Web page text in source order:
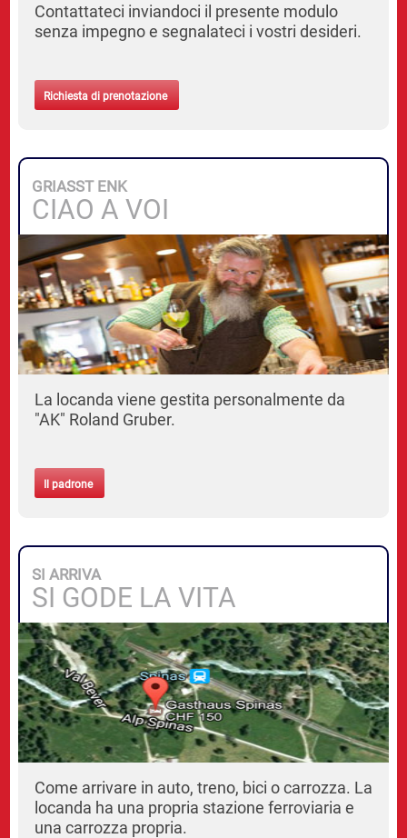
Contattateci inviandoci il presente modulo
senza impegno e segnalateci i vostri desideri.
Richiesta di prenotazione
GRIASST ENK
CIAO A VOI
La locanda viene gestita personalmente da
"AK" Roland Gruber.
Il padrone
SI ARRIVA
SI GODE LA VITA
Come arrivare in auto, treno, bici o carrozza. La
locanda ha una propria stazione ferroviaria e
una carrozza propria.